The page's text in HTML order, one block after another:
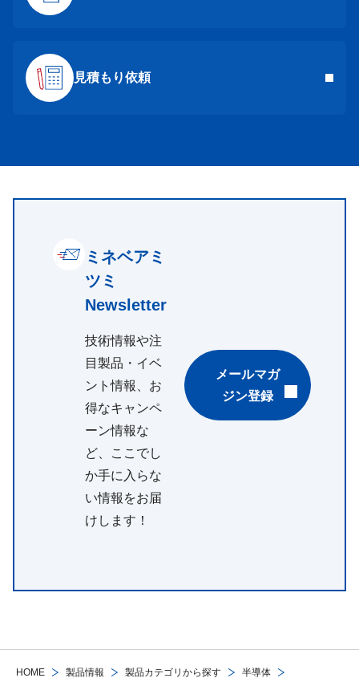
HOME 製品情報 製品カテゴリから探す 半導体
見積もり依頼
ミネベアミ
ツミ
Newsletter
技術情報や注
目製品・イベ
ント情報、お
得なキャンペ
ーン情報な
ど、ここでし
か手に入らな
い情報をお届
けします！
メールマガ
ジン登録